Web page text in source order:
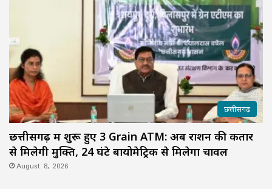
छत्तीसगढ़
छत्तीसगढ़ में शुरू हुए 3 Grain ATM: अब राशन की कतार
से मिलेगी मुक्ति, 24 घंटे बायोमेट्रिक से मिलेगा चावल
August 8, 2026